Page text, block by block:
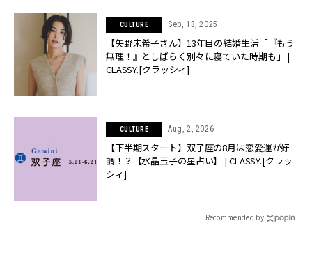
CULTURE Sep, 13, 2025
【矢野未希子さん】13年目の結婚生活「『もう
無理！』としばらく別々に寝ていた時期も」 |
CLASSY.[クラッシィ]
CULTURE Aug, 2, 2026
【下半期スタート】双子座の8月は恋愛運が好
調！？【水晶玉子の星占い】 | CLASSY.[クラッ
シィ]
Recommended by